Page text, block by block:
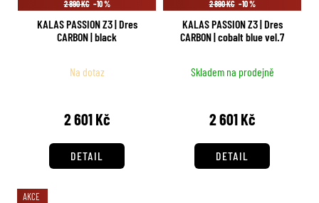
2 890 KČ –10 %
KALAS PASSION Z3 | Dres
CARBON | black
Na dotaz
2 601 Kč
DETAIL
2 890 KČ –10 %
KALAS PASSION Z3 | Dres
CARBON | cobalt blue vel.7
Skladem na prodejně
2 601 Kč
DETAIL
AKCE